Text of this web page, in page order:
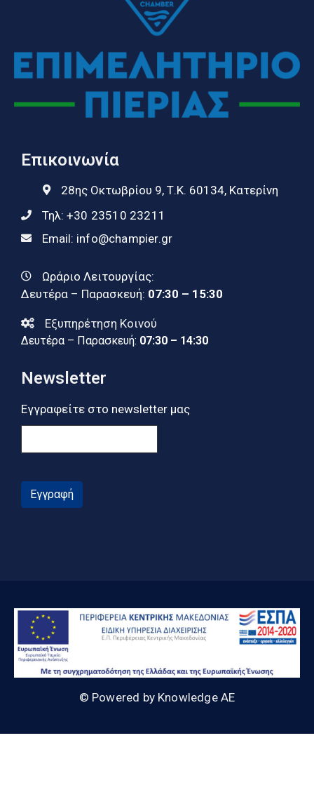
Επικοινωνία
28ης Οκτωβρίου 9, Τ.Κ. 60134, Κατερίνη
Τηλ: +30 23510 23211
Email: info@champier.gr
Ωράριο Λειτουργίας:
Δευτέρα – Παρασκευή: 07:30 – 15:30
Εξυπηρέτηση Κοινού
Δευτέρα – Παρασκευή: 07:30 – 14:30
Newsletter
Εγγραφείτε στο newsletter μας
Εγγραφή
© Powered by Knowledge AE